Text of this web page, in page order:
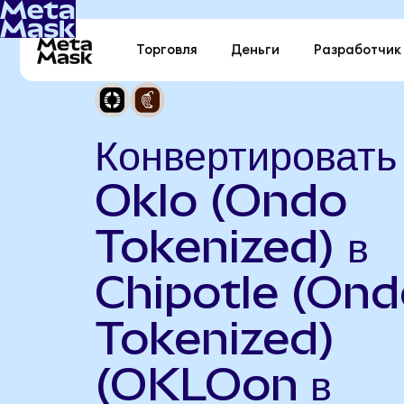
Торговля Деньги Разработчик
Конвертировать
Oklo (Ondo
Tokenized) в
Chipotle
Tokenized)
(OKLOon в